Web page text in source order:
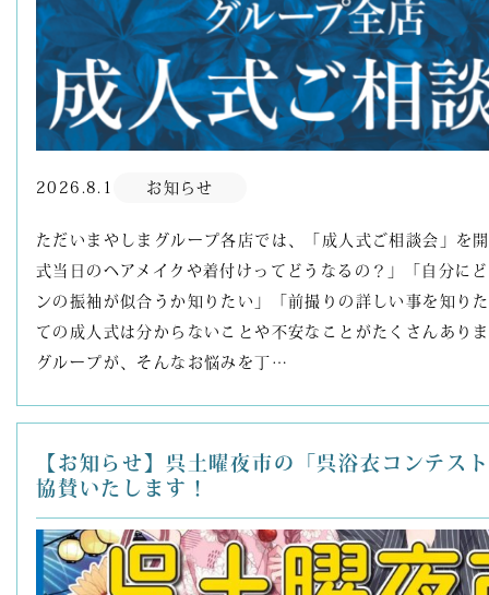
2026.8.1 お知らせ
ただいまやしまグループ各店では、「成人式ご相談会」を
式当日のヘアメイクや着付けってどうなるの？」「自分に
ンの振袖が似合うか知りたい」「前撮りの詳しい事を知り
ての成人式は分からないことや不安なことがたくさんあり
グループが、そんなお悩みを丁…
【お知らせ】呉土曜夜市の「呉浴衣コンテス
協賛いたします！